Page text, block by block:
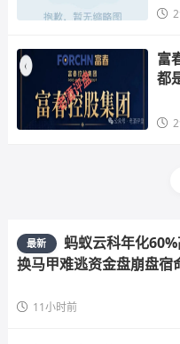
裁
富
都
字
最新
蚂蚁云科年化60%
换马甲难逃资金盘崩盘宿
11小时前